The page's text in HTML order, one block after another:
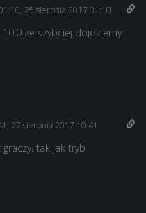
25 sierpnia 2017 01:10
ze szybciej dojdziemy
27 sierpnia 2017 10:41
tak jak tryb